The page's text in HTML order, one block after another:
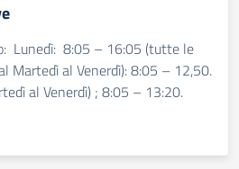
Lunedì: 8:05 – 16:05 (tutte le
Martedì al Venerdì): 8:05 – 12,50.
al Venerdì) ; 8:05 – 13:20.